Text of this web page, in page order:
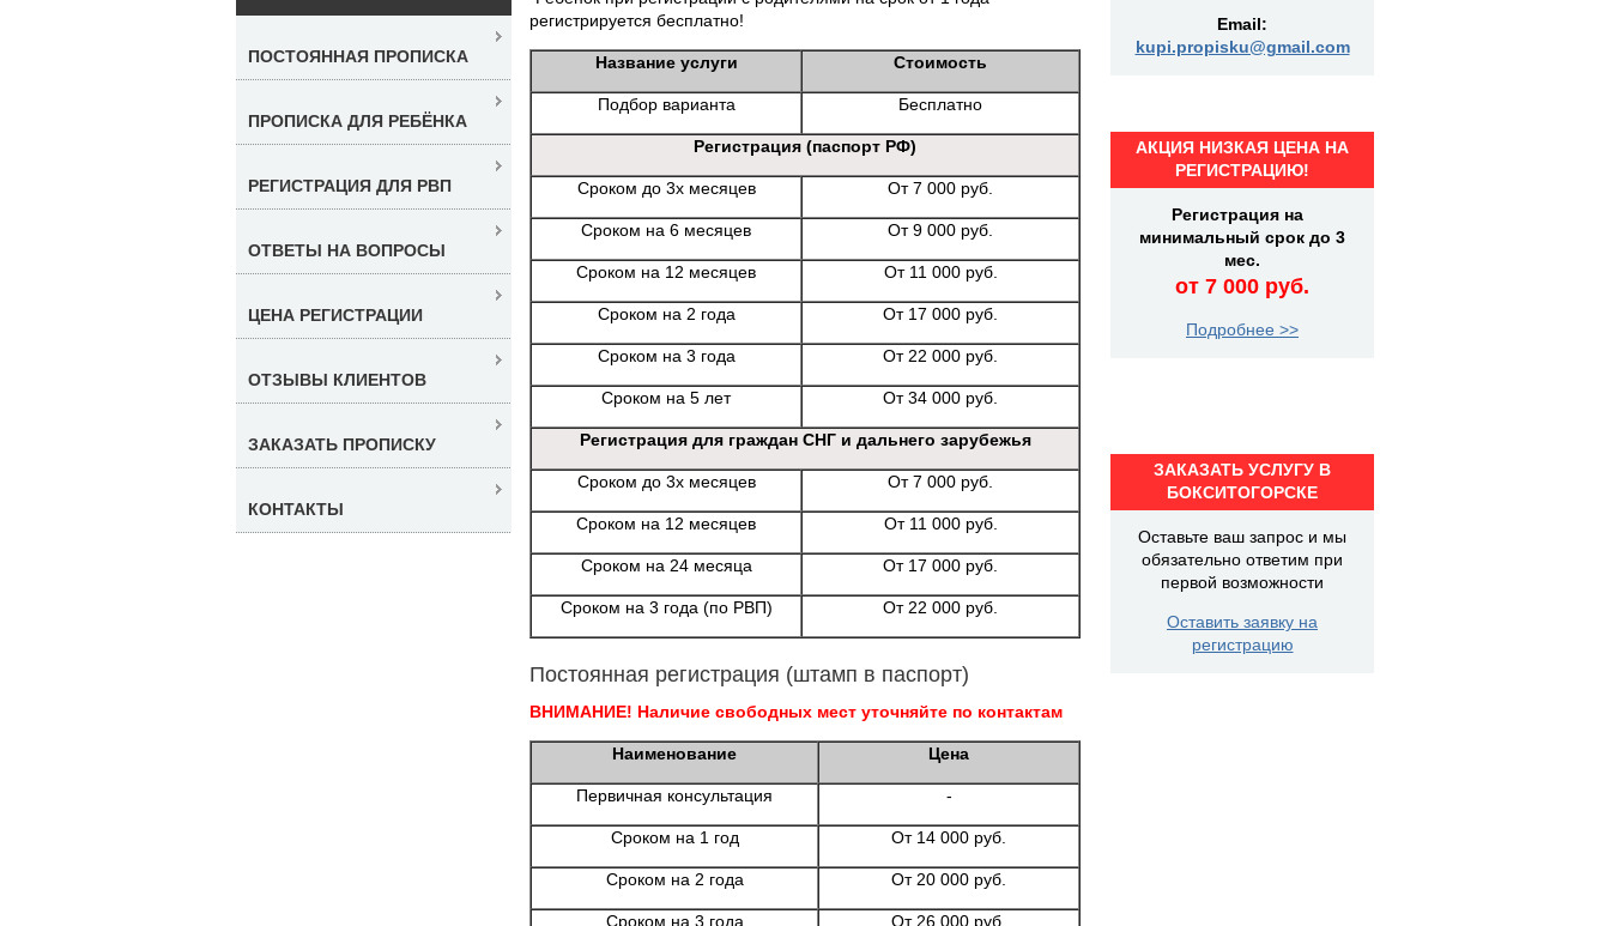
регистрируется бесплатно!
Название услуги Стоимость
Подбор варианта Бесплатно
Регистрация (паспорт РФ)
Сроком до 3х месяцев От 7 000 руб.
Сроком на 6 месяцев От 9 000 руб.
Сроком на 12 месяцев От 11 000 руб.
Сроком на 2 года От 17 000 руб.
Сроком на 3 года От 22 000 руб.
Сроком на 5 лет От 34 000 руб.
Регистрация для граждан СНГ и дальнего зарубежья
Сроком до 3х месяцев От 7 000 руб.
Сроком на 12 месяцев От 11 000 руб.
Сроком на 24 месяца От 17 000 руб.
Сроком на 3 года (по РВП) От 22 000 руб.
Постоянная регистрация (штамп в паспорт)
ВНИМАНИЕ! Наличие свободных мест уточняйте по контактам
Наименование Цена
Первичная консультация -
Сроком на 1 год От 14 000 руб.
Сроком на 2 года От 20 000 руб.
Сроком на 3 года От 26 000 руб.
ПОСТОЯННАЯ ПРОПИСКА
ПРОПИСКА ДЛЯ РЕБЁНКА
РЕГИСТРАЦИЯ ДЛЯ РВП
ОТВЕТЫ НА ВОПРОСЫ
ЦЕНА РЕГИСТРАЦИИ
ОТЗЫВЫ КЛИЕНТОВ
ЗАКАЗАТЬ ПРОПИСКУ
КОНТАКТЫ
Email:
kupi.propisku@gmail.com
АКЦИЯ НИЗКАЯ ЦЕНА НА
РЕГИСТРАЦИЮ!
Регистрация на
минимальный срок до 3
мес.
от 7 000 руб.
Подробнее >>
ЗАКАЗАТЬ УСЛУГУ В
БОКСИТОГОРСКЕ
Оставьте ваш запрос и мы
обязательно ответим при
первой возможности
Оставить заявку на
регистрацию